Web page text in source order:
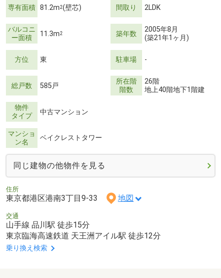
専有面積 81.2m2(壁芯) 間取り 2LDK
バルコニ
ー面積
11.3m2 築年数
2005年8月
(築21年1ヶ月)
方位 東 駐車場 -
総戸数 585戸
所在階
階数
26階
地上40階地下1階建
物件
タイプ
中古マンション
マンショ
ン名
ベイクレストタワー
同じ建物の他物件を見る
住所
東京都港区港南3丁目9-33 地図
交通
山手線 品川駅 徒歩15分
東京臨海高速鉄道 天王洲アイル駅 徒歩12分
乗り換え検索